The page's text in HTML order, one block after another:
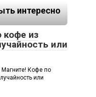
интересно
кофе из
или
Магните! Кофе по
или